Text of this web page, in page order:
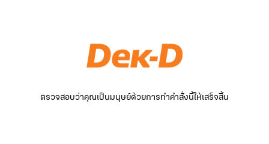
ตรวจสอบว่าคุณเป็นมนุษย์ด้วยการทำคำสั่งนี้ให้เสร็จสิ้น